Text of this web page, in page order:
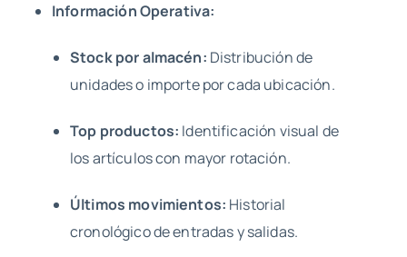
Información Operativa:
Stock por almacén: Distribución de
unidades o importe por cada ubicación.
Top productos: Identificación visual de
los artículos con mayor rotación.
Últimos movimientos: Historial
cronológico de entradas y salidas.